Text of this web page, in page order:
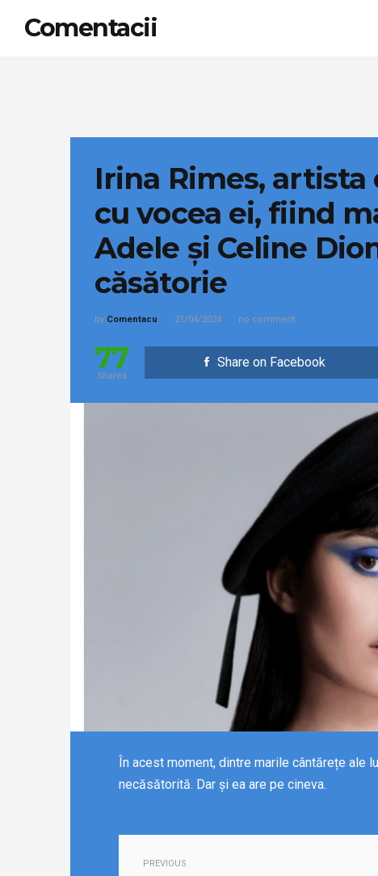
Comentacii
Irina Rimes,
cu vocea ei, fiind
Adele și Celine
căsătorie
by Comentacu 21/04/2024 no comment
77
Shares
Share on Facebook
În acest moment, dintre marile cântărețe ale
necăsătorită. Dar și ea are pe cineva.
PREVIOUS